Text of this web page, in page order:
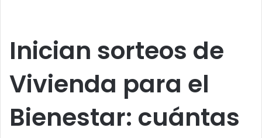
Inician sorteos de
Vivienda para el
Bienestar: cuántas